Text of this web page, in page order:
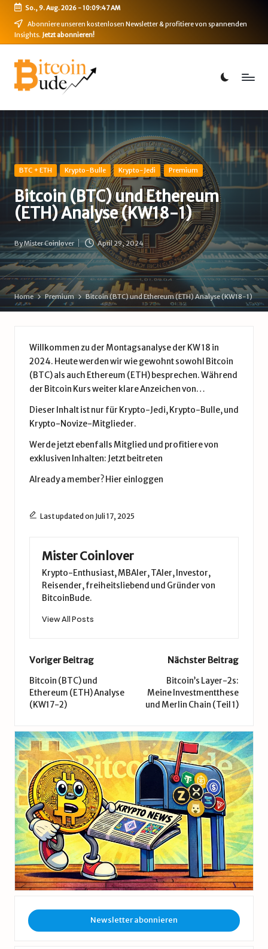
Skip
So., 9. Aug. 2026-10:09:48 AM
Abonniere unseren kostenlosen Newsletter & profitiere von spannenden
Insights. Jetzt abonnieren!
B
i
t
c
o
i
n
-
B
u
d
e
Bitcoin,
Ethereum,
DeFi
Posted
BTC + ETH Krypto-Bulle Krypto-Jedi Premium
Bitcoin (BTC) und Ethereum
(ETH) Analyse (KW18-1)
Posted
by
ByMister Coinlover April 29, 2024
Home Premium Bitcoin (BTC) und Ethereum (ETH) Analyse (KW18-1)
Willkommen zu der Montagsanalyse der KW 18 in
2024. Heute werden wir wie gewohnt sowohl Bitcoin
(BTC) als auch Ethereum (ETH) besprechen. Während
der Bitcoin Kurs weiter klare Anzeichen von…
Dieser Inhalt ist nur für Krypto-Jedi, Krypto-Bulle, und
Krypto-Novize-Mitglieder.
Werde jetzt ebenfalls Mitglied und profitiere von
exklusiven Inhalten: Jetzt beitreten
Already a member? Hier einloggen
Last updated on Juli 17, 2025
Mister Coinlover
Krypto-Enthusiast, MBAler, TAler, Investor,
Reisender, freiheitsliebend und Gründer von
BitcoinBude.
View All Posts
Post
navigation
Voriger Beitrag
Bitcoin (BTC) und
Ethereum (ETH) Analyse
(KW17-2)
Nächster Beitrag
Bitcoin’s Layer-2s:
Meine Investmentthese
und Merlin Chain (Teil 1)
Newsletter abonnieren